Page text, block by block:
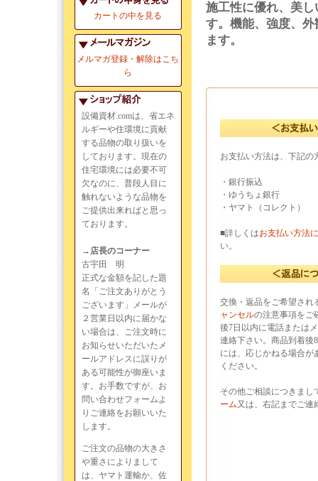
カートの中を見る
メルマガ登録・解除はこち
ら
設備資材.comは、省エネ
ルギーや住環境に貢献
する品物の取り扱いを
しております。現在の
住宅環境には必要不可
欠なのに、普段人目に
触れないような品物を
ご提供出来ればと思っ
ております。
→店長のコーナー
古宇田 明
正式な金額を記した題
名「ご注文ありがとう
ございます」メールが
２営業日以内に届かな
い場合は、ご注文時に
お知らせいただいたメ
ールアドレスに誤りが
ある可能性が御座いま
す。お手数ですが、お
問い合わせフォームよ
りご連絡をお願いいた
します。
ご注文の品物の大きさ
や重さによりまして
は、ヤマト運輸か、佐
施工性に優れ、美
す。機能、強度、
ます。
お支払い方法は、下記の
・銀行振込
・ゆうちょ銀行
・ヤマト（コレクト）
■詳しくはお支払い方法
い。
交換・返品をご希望され
ャンセルの注意事項をご
後7日以内に電話または
連絡下さい。商品到着後
には、応じかねる場合が
ください。
その他ご相談につきまし
ーム又は、右記までご連